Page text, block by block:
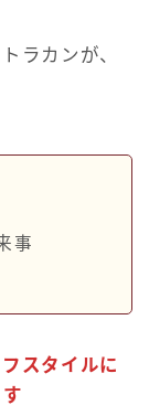
ラカンが、
事
スタイルに